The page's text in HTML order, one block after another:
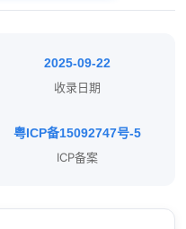
2025-09-22
收录日期
粤ICP备15092747号-5
ICP备案